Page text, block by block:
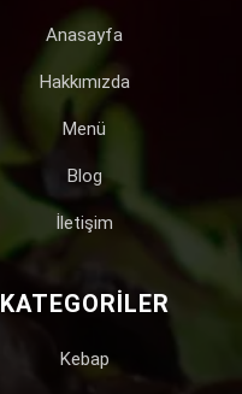
Anasayfa
Hakkımızda
Menü
Blog
İletişim
KATEGORILER
Kebap